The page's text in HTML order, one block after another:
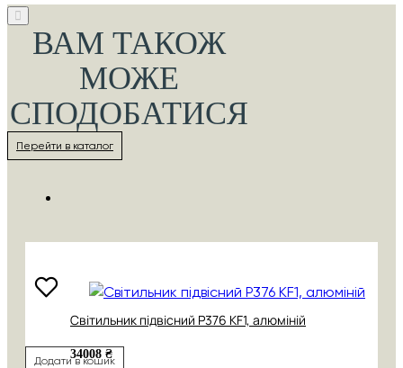
ВАМ ТАКОЖ
МОЖЕ
СПОДОБАТИСЯ
Перейти в каталог
Cвітильник підвісний P376 KF1, алюміній
34008 ₴
Додати в кошик